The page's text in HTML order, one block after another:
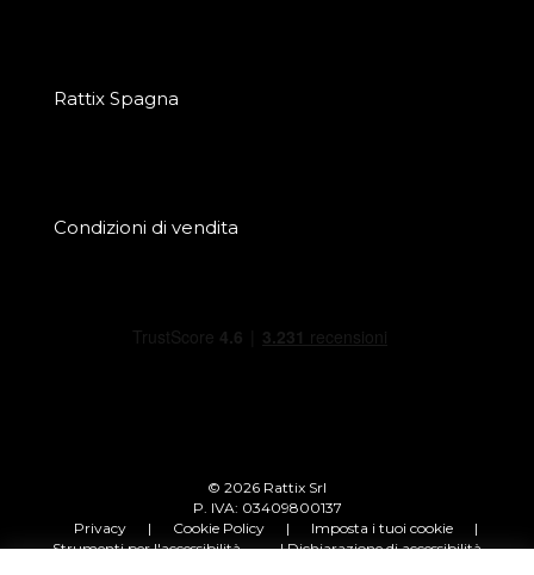
Rattix Spagna
Condizioni di vendita
© 2026 Rattix Srl
P. IVA: 03409800137
Privacy
| Cookie Policy | Imposta i tuoi cookie
|
Strumenti per l'accessibilità
| Dichiarazione di accessibilità